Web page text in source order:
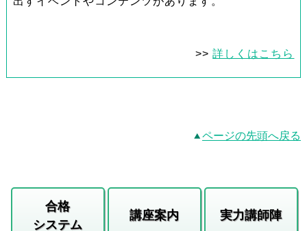
>>詳しくはこちら
ページの先頭へ戻る
合格
システム
講座案内 実力講師陣